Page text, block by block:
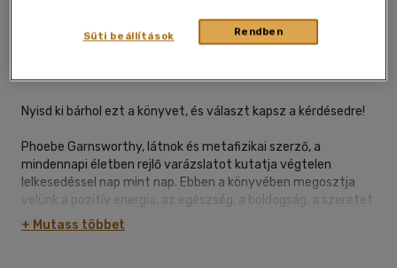
Nyisd ki bárhol ezt a könyvet, és választ kapsz a kérdésedre!
Phoebe Garnsworthy, látnok és metafizikai szerző, a
mindennapi életben rejlő varázslatot kutatja végtelen
lelkesedéssel nap mint nap. Ebben a könyvében megosztja
velünk a pozitív energia, az egészség, a boldogság, a szeretet
és a béke megteremtéséhez és felerősítéséhez szükséges
titkait.
+ Mutass többet
Rendben
Süti beállítások